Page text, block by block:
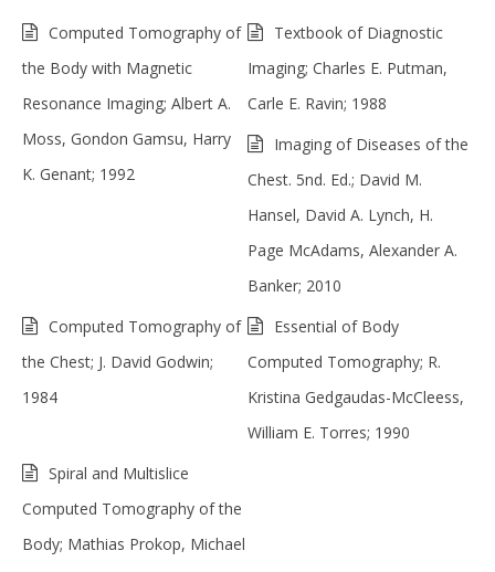
Computed Tomography of
the Body with Magnetic
Resonance Imaging; Albert A.
Moss, Gondon Gamsu, Harry
K. Genant; 1992
Textbook of Diagnostic
Imaging; Charles E. Putman,
Carle E. Ravin; 1988
Imaging of Diseases of the
Chest. 5nd. Ed.; David M.
Hansel, David A. Lynch, H.
Page McAdams, Alexander A.
Banker; 2010
Computed Tomography of
the Chest; J. David Godwin;
1984
Essential of Body
Computed Tomography; R.
Kristina Gedgaudas-McCleess,
William E. Torres; 1990
Spiral and Multislice
Computed Tomography of the
Body; Mathias Prokop, Michael